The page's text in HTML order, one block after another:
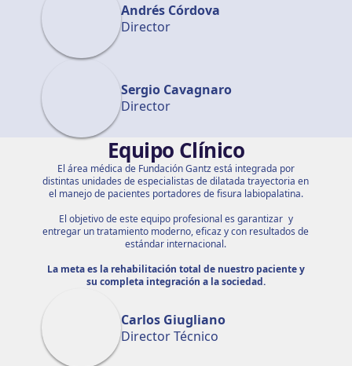
Andrés Córdova
Director
Sergio Cavagnaro
Director
Equipo Clínico
El área médica de Fundación Gantz está integrada por
distintas unidades de especialistas de dilatada trayectoria en
el manejo de pacientes portadores de fisura labiopalatina.
El objetivo de este equipo profesional es garantizar y
entregar un tratamiento moderno, eficaz y con resultados de
estándar internacional.
La meta es la rehabilitación total de nuestro paciente y
su completa integración a la sociedad.
Carlos Giugliano
Director Técnico